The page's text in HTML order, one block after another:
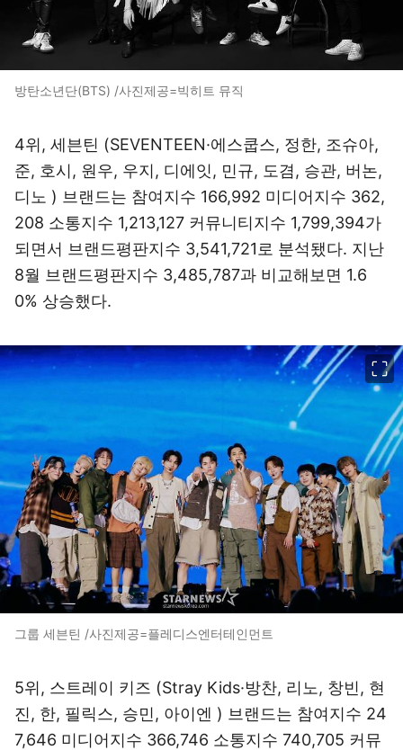
방탄소년단(BTS) /사진제공=빅히트 뮤직
4위, 세븐틴 (SEVENTEEN·에스쿱스, 정한, 조슈아,
준, 호시, 원우, 우지, 디에잇, 민규, 도겸, 승관, 버논,
디노 ) 브랜드는 참여지수 166,992 미디어지수 362,
208 소통지수 1,213,127 커뮤니티지수 1,799,394가
되면서 브랜드평판지수 3,541,721로 분석됐다. 지난
8월 브랜드평판지수 3,485,787과 비교해보면 1.6
0% 상승했다.
그룹 세븐틴 /사진제공=플레디스엔터테인먼트
5위, 스트레이 키즈 (Stray Kids·방찬, 리노, 창빈, 현
진, 한, 필릭스, 승민, 아이엔 ) 브랜드는 참여지수 24
7,646 미디어지수 366,746 소통지수 740,705 커뮤